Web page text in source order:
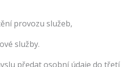
provozu služeb,
služby.
předat osobní údaje do třetí